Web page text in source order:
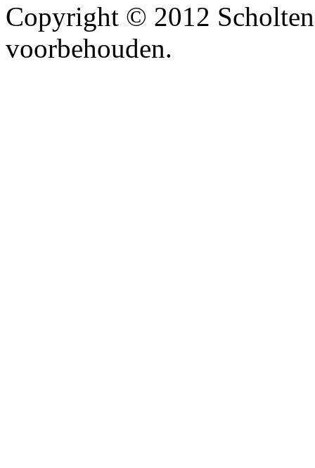
Copyright © 2012
voorbehouden.